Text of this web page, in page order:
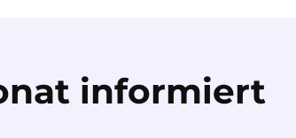
informiert